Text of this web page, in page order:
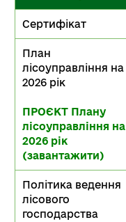
Сертифікат
План
лісоуправління на
2026 рік
ПРОЄКТ Плану
лісоуправління на
2026 рік
(завантажити)
Політика ведення
лісового
господарства